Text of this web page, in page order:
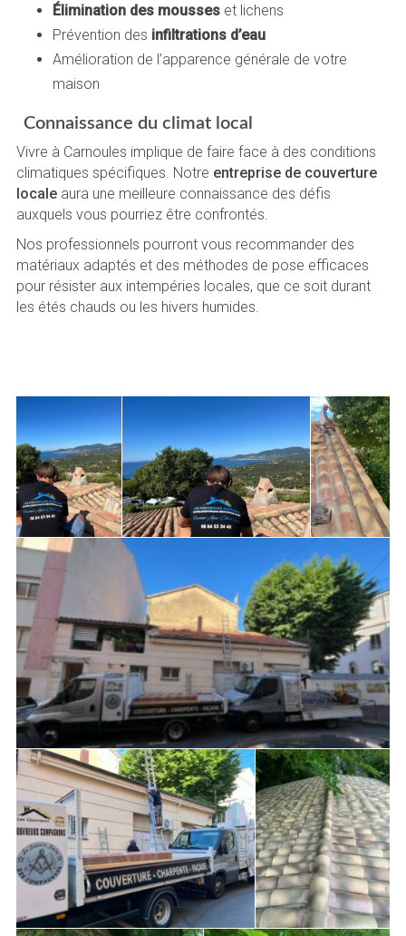
Élimination des mousseset lichens
Prévention des infiltrations d’eau
Amélioration de l’apparence générale de votre
maison
Connaissance du climat local
Vivre à Carnoules implique de faire face à des conditions
climatiques spécifiques. Notre entreprise de couverture
localeaura une meilleure connaissance des défis
auxquels vous pourriez être confrontés.
Nos professionnels pourront vous recommander des
matériaux adaptés et des méthodes de pose efficaces
pour résister aux intempéries locales, que ce soit durant
les étés chauds ou les hivers humides.